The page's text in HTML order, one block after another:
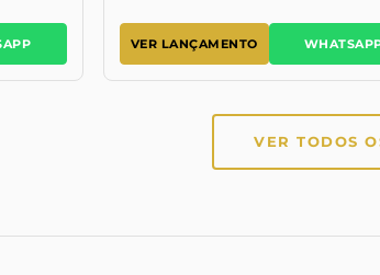
VER LANÇAMENTO
VER TODOS